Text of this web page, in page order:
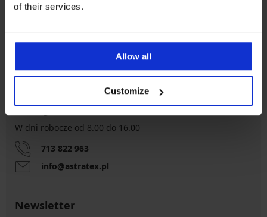
of their services.
Allow all
Customize
8% zwrotu z zakupów
zwrot
Obsługa klienta
W dni robocze od 8.00 do 16.00
713 822 963
info@astratex.pl
Newsletter